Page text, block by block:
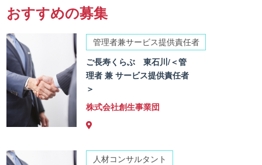
おすすめの募集
管理者兼サービス提供責任者
ご長寿くらぶ 東石川/＜管
理者 兼 サービス提供責任者
＞
株式会社創生事業団
人材コンサルタント